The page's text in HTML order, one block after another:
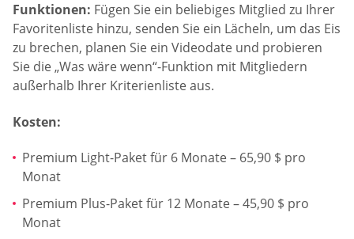
Funktionen: Fügen Sie ein beliebiges Mitglied zu Ihrer
Favoritenliste hinzu, senden Sie ein Lächeln, um das Eis
zu brechen, planen Sie ein Videodate und probieren
Sie die „Was wäre wenn“-Funktion mit Mitgliedern
außerhalb Ihrer Kriterienliste aus.
Kosten:
Premium Light-Paket für 6 Monate – 65,90 $ pro
Monat
Premium Plus-Paket für 12 Monate – 45,90 $ pro
Monat